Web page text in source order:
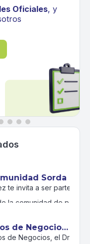
Oficiales, y
Sorda
te invita a ser parte de
la comunidad de
Completa el registro y
Podcast "Hablemos de Negocios"
de Negocios, el Dr.